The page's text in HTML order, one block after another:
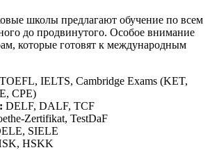
школы предлагают обучение по всем
до продвинутого. Особое внимание
которые готовят к международным
TOEFL, IELTS, Cambridge Exams (KET,
CPE)
DELF, DALF, TCF
Zertifikat, TestDaF
SIELE
HSKK